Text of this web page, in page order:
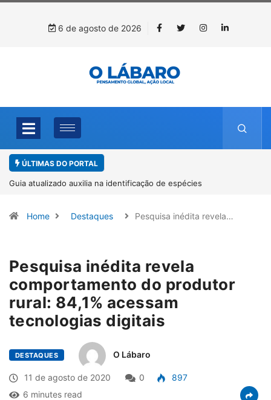
6 de agosto de 2026
ÚLTIMAS DO PORTAL
Guia atualizado auxilia na identificação de espécies
Home Destaques Pesquisa inédita revela…
Pesquisa inédita revela
comportamento do produtor
rural: 84,1% acessam
tecnologias digitais
DESTAQUES O Lábaro
11 de agosto de 2020 0
897
6 minutes read